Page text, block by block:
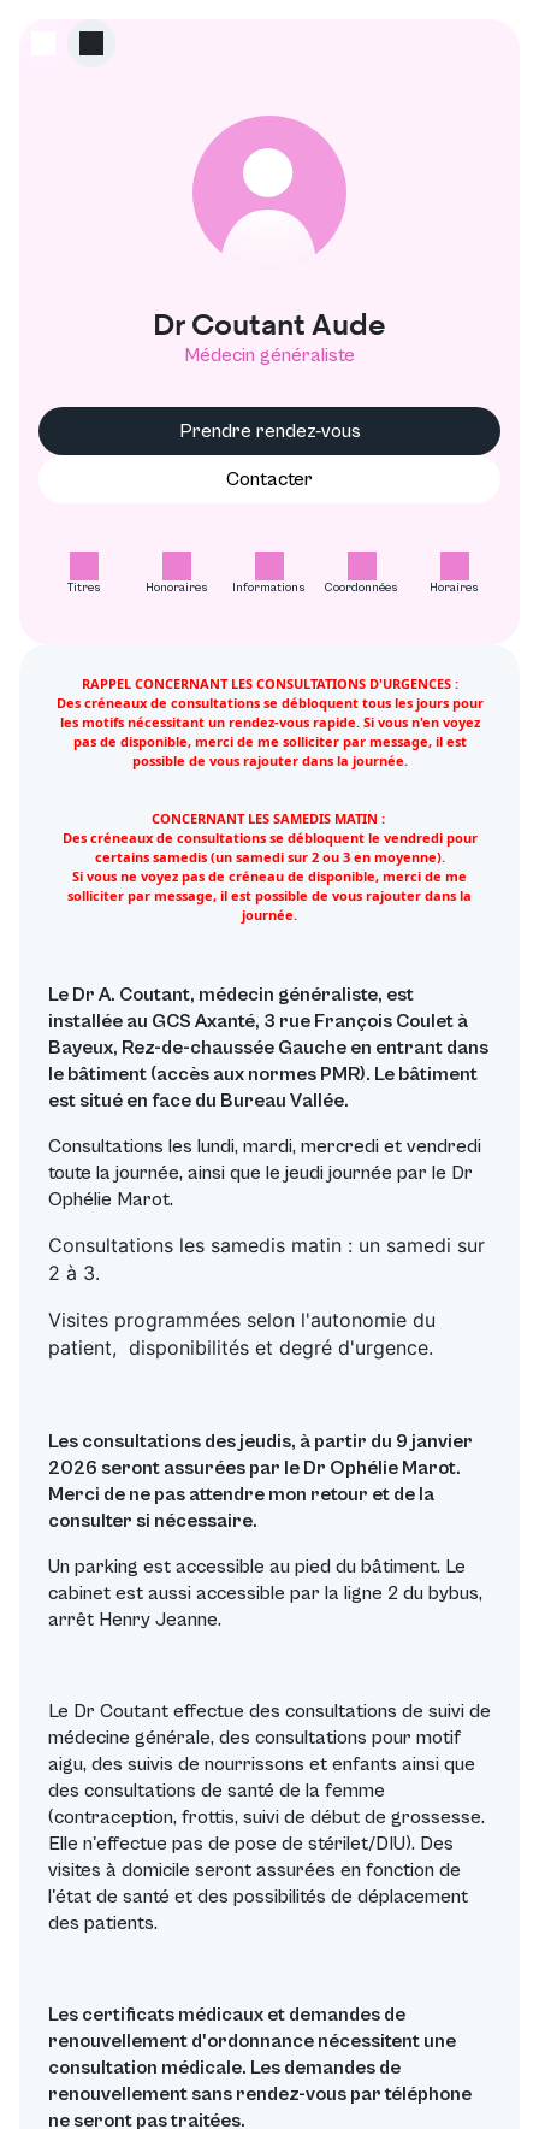
C
Dr Coutant Aude
Médecin généraliste
Prendre rendez-vous
Contacter
Titres Honoraires Informations Coordonnées Horaires
RAPPEL CONCERNANT LES CONSULTATIONS D'URGENCES :
Des créneaux de consultations se débloquent tous les jours pour
les motifs nécessitant un rendez-vous rapide. Si vous n'en voyez
pas de disponible, merci de me solliciter par message, il est
possible de vous rajouter dans la journée.
CONCERNANT LES SAMEDIS MATIN :
Des créneaux de consultations se débloquent le vendredi pour
certains samedis (un samedi sur 2 ou 3 en moyenne).
Si vous ne voyez pas de créneau de disponible, merci de me
solliciter par message, il est possible de vous rajouter dans la
journée.
Le Dr A. Coutant, médecin généraliste, est
installée au GCS Axanté, 3 rue François Coulet à
Bayeux, Rez-de-chaussée Gauche en entrant dans
le bâtiment (accès aux normes PMR). Le bâtiment
est situé en face du Bureau Vallée.
Consultations les lundi, mardi, mercredi et vendredi
toute la journée, ainsi que le jeudi journée par le Dr
Ophélie Marot.
Consultations les samedis matin : un samedi sur
2 à 3.
Visites programmées selon l'autonomie du
patient, disponibilités et degré d'urgence.
Les consultations des jeudis, à partir du 9 janvier
2026 seront assurées par le Dr Ophélie Marot.
Merci de ne pas attendre mon retour et de la
consulter si nécessaire.
Un parking est accessible au pied du bâtiment. Le
cabinet est aussi accessible par la ligne 2 du bybus,
arrêt Henry Jeanne.
Le Dr Coutant effectue des consultations de suivi de
médecine générale, des consultations pour motif
aigu, des suivis de nourrissons et enfants ainsi que
des consultations de santé de la femme
(contraception, frottis, suivi de début de grossesse.
Elle n'effectue pas de pose de stérilet/DIU). Des
visites à domicile seront assurées en fonction de
l'état de santé et des possibilités de déplacement
des patients.
Les certificats médicaux et demandes de
renouvellement d'ordonnance nécessitent une
consultation médicale. Les demandes de
renouvellement sans rendez-vous par téléphone
ne seront pas traitées.